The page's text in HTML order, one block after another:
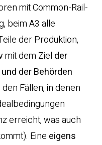
mit Common-Rail-
beim A3 alle
der Produktion,
mit dem Ziel der
der Behörden
Fällen, in denen
erreicht, was auch
Eine eigens